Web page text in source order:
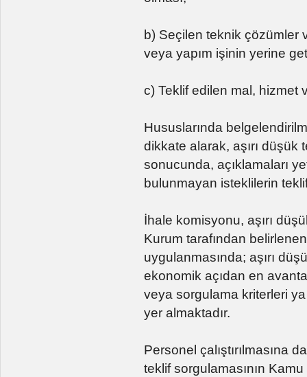
b) Seçilen teknik çözümler
veya yapım işinin yerine
c) Teklif edilen mal, hizmet
Hususlarında
dikkate alarak, aşırı
sonucunda, açıklamaları
bulunmayan isteklilerin
İhale komisyonu, aşırı
Kurum tarafından
uygulanmasında; aşırı
ekonomik açıdan en
veya sorgulama kriterleri
yer almaktadır.
Personel çalıştırılmasına
teklif sorgulamasının